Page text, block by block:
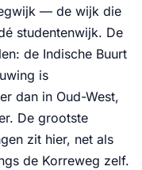
— de wijk die
studentenwijk. De
de Indische Buurt
is
dan in Oud-West,
De grootste
zit hier, net als
de Korreweg zelf.